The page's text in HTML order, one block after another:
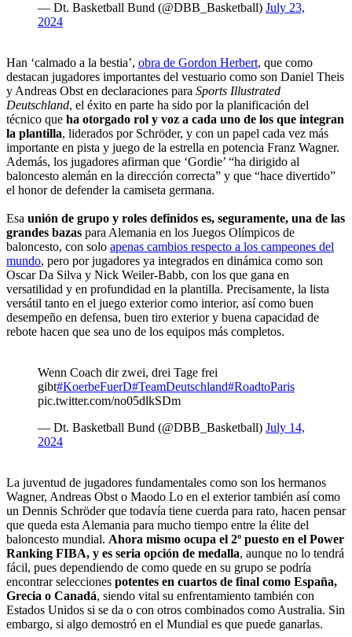
— Dt. Basketball Bund (@DBB_Basketball) July 23,
2024
Han ‘calmado a la bestia’, obra de Gordon Herbert, que como
destacan jugadores importantes del vestuario como son Daniel Theis
y Andreas Obst en declaraciones para Sports Illustrated
Deutschland, el éxito en parte ha sido por la planificación del
técnico que ha otorgado rol y voz a cada uno de los que integran
la plantilla, liderados por Schröder, y con un papel cada vez más
importante en pista y juego de la estrella en potencia Franz Wagner.
Además, los jugadores afirman que ‘Gordie’ “ha dirigido al
baloncesto alemán en la dirección correcta” y que “hace divertido”
el honor de defender la camiseta germana.
Esa unión de grupo y roles definidos es, seguramente, una de las
grandes bazas para Alemania en los Juegos Olímpicos de
baloncesto, con solo apenas cambios respecto a los campeones del
mundo, pero por jugadores ya integrados en dinámica como son
Oscar Da Silva y Nick Weiler-Babb, con los que gana en
versatilidad y en profundidad en la plantilla. Precisamente, la lista
versátil tanto en el juego exterior como interior, así como buen
desempeño en defensa, buen tiro exterior y buena capacidad de
rebote hacen que sea uno de los equipos más completos.
Wenn Coach dir zwei, drei Tage frei
gibt#KoerbeFuerD#TeamDeutschland#RoadtoParis
pic.twitter.com/no05dlkSDm
— Dt. Basketball Bund (@DBB_Basketball) July 14,
2024
La juventud de jugadores fundamentales como son los hermanos
Wagner, Andreas Obst o Maodo Lo en el exterior también así como
un Dennis Schröder que todavía tiene cuerda para rato, hacen pensar
que queda esta Alemania para mucho tiempo entre la élite del
baloncesto mundial. Ahora mismo ocupa el 2º puesto en el Power
Ranking FIBA, y es seria opción de medalla, aunque no lo tendrá
fácil, pues dependiendo de como quede en su grupo se podría
encontrar selecciones potentes en cuartos de final como España,
Grecia o Canadá, siendo vital su enfrentamiento también con
Estados Unidos si se da o con otros combinados como Australia. Sin
embargo, si algo demostró en el Mundial es que puede ganarlas.